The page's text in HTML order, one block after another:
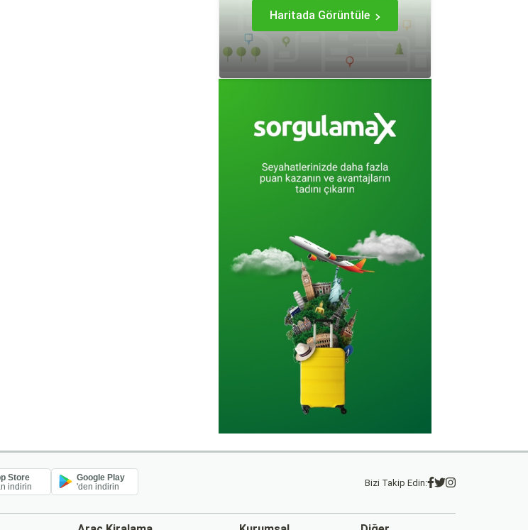
Haritada Görüntüle
Store
indirin
Google Play
'den indirin Bizi Takip Edin: